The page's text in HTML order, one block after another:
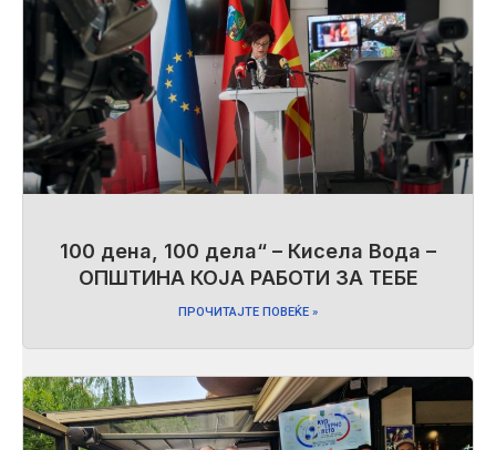
100 дена, 100 дела“ – Кисела Вода –
ОПШТИНА КОЈА РАБОТИ ЗА ТЕБЕ
ПРОЧИТАЈТЕ ПОВЕЌЕ »